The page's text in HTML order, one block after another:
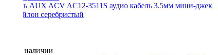
Кабель AUX ACV AC12-3511S аудио кабель 3.5мм мини-джек
1м нейлон серебристый
Нет в наличии